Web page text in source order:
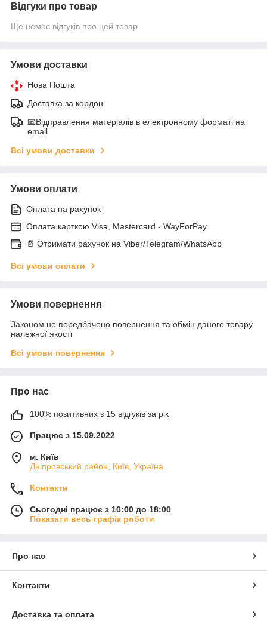
Відгуки про товар
Ще немає відгуків про цей товар
Умови доставки
Нова Пошта
Доставка за кордон
📧Відправлення матеріалів в електронному форматі на
email
Всі умови доставки
Умови оплати
Оплата на рахунок
Оплата карткою Visa, Mastercard - WayForPay
📄 Отримати рахунок на Viber/Telegram/WhatsApp
Всі умови оплати
Умови повернення
Законом не передбачено повернення та обмін даного товару
належної якості
Всі умови повернення
Про нас
100% позитивних з 15 відгуків за рік
Працює з 15.09.2022
м. Київ
Дніпровський район, Київ, Україна
Контакти
Сьогодні працює з 10:00 до 18:00
Показати весь графік роботи
Про нас
Контакти
Доставка та оплата